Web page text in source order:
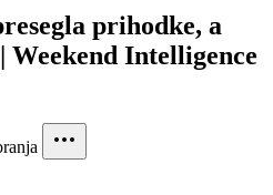
prihodke, a
Intelligence